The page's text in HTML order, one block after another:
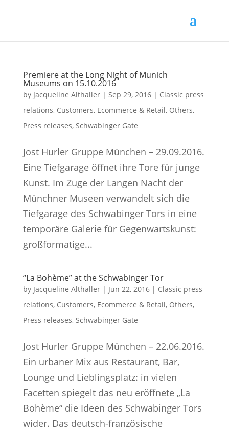
Premiere at the Long Night of Munich
Museums on 15.10.2016
by Jacqueline Althaller| Sep 29, 2016| Classic press
relations, Customers, Ecommerce & Retail, Others,
Press releases, Schwabinger Gate
Jost Hurler Gruppe München – 29.09.2016.
Eine Tiefgarage öffnet ihre Tore für junge
Kunst. Im Zuge der Langen Nacht der
Münchner Museen verwandelt sich die
Tiefgarage des Schwabinger Tors in eine
temporäre Galerie für Gegenwartskunst:
großformatige...
“La Bohème” at the Schwabinger Tor
by Jacqueline Althaller| Jun 22, 2016| Classic press
relations, Customers, Ecommerce & Retail, Others,
Press releases, Schwabinger Gate
Jost Hurler Gruppe München – 22.06.2016.
Ein urbaner Mix aus Restaurant, Bar,
Lounge und Lieblingsplatz: in vielen
Facetten spiegelt das neu eröffnete „La
Bohème“ die Ideen des Schwabinger Tors
wider. Das deutsch-französische